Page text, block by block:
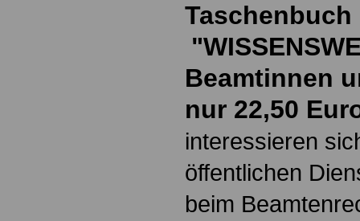
Taschenbuch
Beamtinnen
nur 22,50
interessieren
öffentlichen
beim